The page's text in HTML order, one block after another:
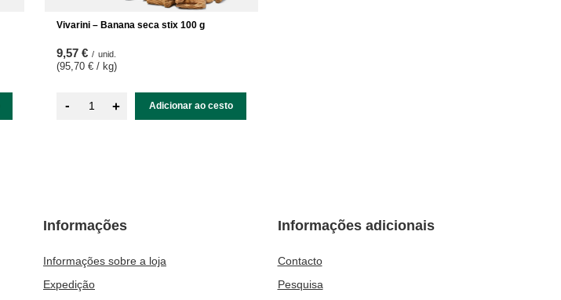
Vivarini – Banana seca stix 100 g
9,57 € / unid.
(95,70 € / kg)
- + Adicionar ao cesto
Informações
Informações sobre a loja
Expedição
Informações adicionais
Contacto
Pesquisa